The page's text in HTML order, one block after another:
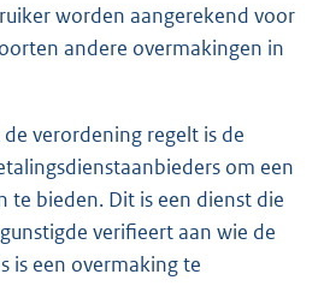
worden aangerekend voor
andere overmakingen in
verordening regelt is de
om een
te bieden. Dit is een dienst die
verifieert aan wie de
is een overmaking te